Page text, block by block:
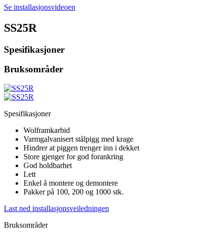
Se installasjonsvideoen
SS25R
Spesifikasjoner
Bruksområder
Spesifikasjoner
Wolframkarbid
Varmgalvanisert stålpigg med krage
Hindrer at piggen trenger inn i dekket
Store gjenger for god forankring
God holdbarhet
Lett
Enkel å montere og demontere
Pakker på 100, 200 og 1000 stk.
Last ned installasjonsveiledningen
Bruksområder